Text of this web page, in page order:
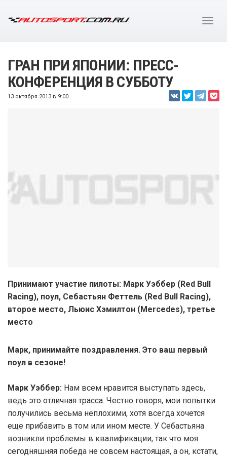
ГРАН ПРИ ЯПОНИИ: ПРЕСС-
КОНФЕРЕНЦИЯ В СУББОТУ
13 октября 2013 в 9:00
Принимают участие пилоты: Марк Уэббер (Red Bull
Racing), поул, Себастьян Феттель (Red Bull Racing),
второе место, Льюис Хэмилтон (Mercedes), третье
место
Марк, принимайте поздравления. Это ваш первый
поул в сезоне!
Марк Уэббер: Нам всем нравится выступать здесь,
ведь это отличная трасса. Честно говоря, мои попытки
получились весьма неплохими, хотя всегда хочется
еще прибавить в том или ином месте. У Себастьяна
возникли проблемы в квалификации, так что моя
сегодняшняя победа не совсем настоящая, а он, кстати,